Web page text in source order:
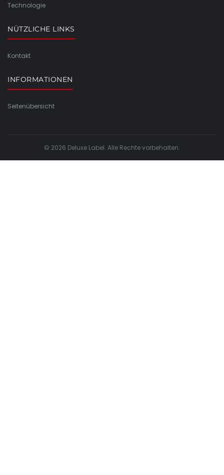
Technologie
NÜTZLICHE LINKS
Kontakt
INFORMATIONEN
Seitenübersicht
© 2026 Deluxe Label. Alle Rechte vorbehalten.